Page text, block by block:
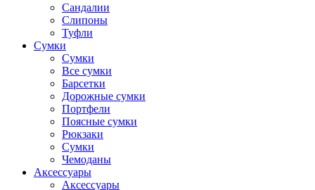
Сандалии
Слипоны
Туфли
Сумки
Сумки
Все сумки
Барсетки
Дорожные сумки
Портфели
Поясные сумки
Рюкзаки
Сумки
Чемоданы
Аксессуары
Аксессуары